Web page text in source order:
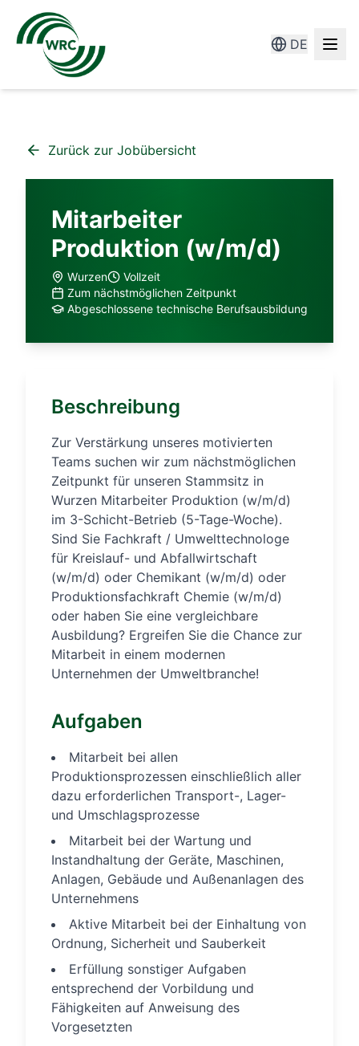
DE
Zurück zur Jobübersicht
Mitarbeiter
Produktion (w/m/d)
Wurzen
Vollzeit
Zum nächstmöglichen Zeitpunkt
Abgeschlossene technische Berufsausbildung
Beschreibung
Zur Verstärkung unseres motivierten
Teams suchen wir zum nächstmöglichen
Zeitpunkt für unseren Stammsitz in
Wurzen Mitarbeiter Produktion (w/m/d)
im 3-Schicht-Betrieb (5-Tage-Woche).
Sind Sie Fachkraft / Umwelttechnologe
für Kreislauf- und Abfallwirtschaft
(w/m/d) oder Chemikant (w/m/d) oder
Produktionsfachkraft Chemie (w/m/d)
oder haben Sie eine vergleichbare
Ausbildung? Ergreifen Sie die Chance zur
Mitarbeit in einem modernen
Unternehmen der Umweltbranche!
Aufgaben
Mitarbeit bei allen
Produktionsprozessen einschließlich aller
dazu erforderlichen Transport-, Lager-
und Umschlagsprozesse
Mitarbeit bei der Wartung und
Instandhaltung der Geräte, Maschinen,
Anlagen, Gebäude und Außenanlagen des
Unternehmens
Aktive Mitarbeit bei der Einhaltung von
Ordnung, Sicherheit und Sauberkeit
Erfüllung sonstiger Aufgaben
entsprechend der Vorbildung und
Fähigkeiten auf Anweisung des
Vorgesetzten